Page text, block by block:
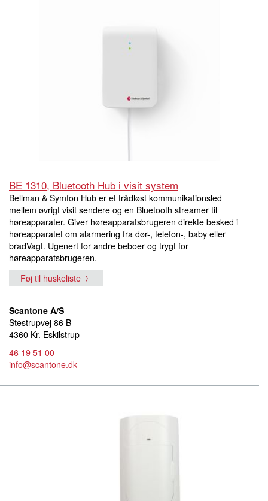
BE 1310, Bluetooth Hub i visit system
Bellman & Symfon Hub er et trådløst kommunikationsled
mellem øvrigt visit sendere og en Bluetooth streamer til
høreapparater. Giver høreapparatsbrugeren direkte besked i
høreapparatet om alarmering fra dør-, telefon-, baby eller
bradVagt. Ugenert for andre beboer og trygt for
høreapparatsbrugeren.
Føj til huskeliste
Scantone A/S
Stestrupvej 86 B
4360 Kr. Eskilstrup
46 19 51 00
info@scantone.dk